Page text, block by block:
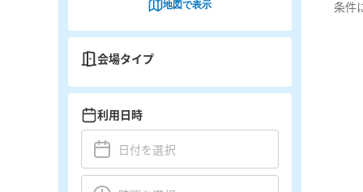
条件
地図で表示
会場タイプ
利用日時